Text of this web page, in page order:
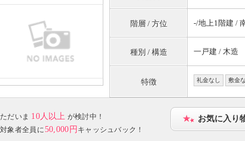
階層 / 方位 -/地上1階建 /
種別 / 構造 一戸建 / 木造
特徴 礼金なし 敷金な
ただいま 10人以上 が検討中！
対象者全員に50,000円 キャッシュバック！
お気に入り